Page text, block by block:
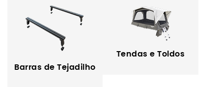
Barras de Tejadilho
Tendas e Toldos